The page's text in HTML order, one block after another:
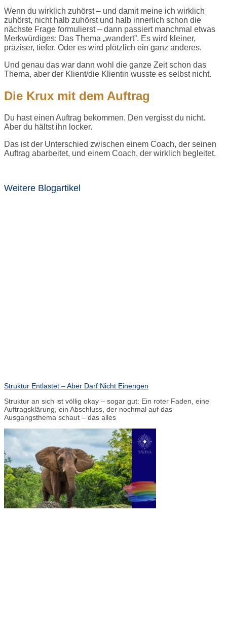
Wenn du wirklich zuhörst – und damit meine ich wirklich
zuhörst, nicht halb zuhörst und halb innerlich schon die
nächste Frage formulierst – dann passiert manchmal etwas
Merkwürdiges: Das Thema „wandert”. Es wird kleiner,
präziser, tiefer. Oder es wird plötzlich ein ganz anderes.
Und genau das war dann wohl die ganze Zeit schon das
Thema, aber der Klient/die Klientin wusste es selbst nicht.
Die Krux mit dem Auftrag
Du hast einen Auftrag bekommen. Den vergisst du nicht.
Aber du hältst ihn locker.
Das ist der Unterschied zwischen einem Coach, der seinen
Auftrag abarbeitet, und einem Coach, der wirklich begleitet.
Weitere Blogartikel
Struktur Entlastet – Aber Darf Nicht Einengen
Struktur an sich ist völlig okay – sogar gut: Ein roter Faden, eine
Auftragsklärung, ein Abschluss, der nochmal auf das
Ausgangsthema schaut – das alles